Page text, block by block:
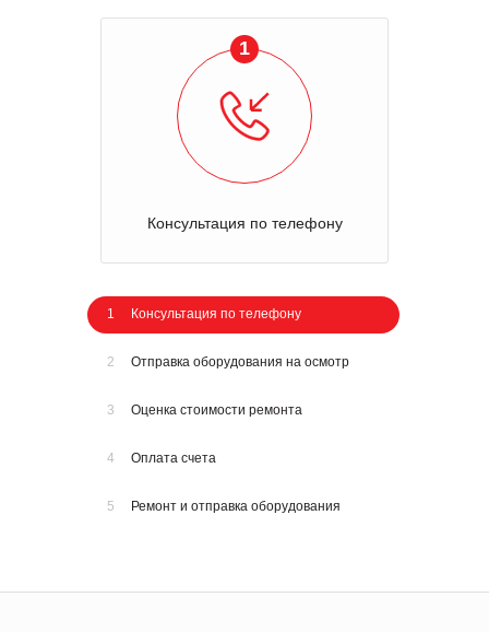
1
Консультация по телефону
1 Консультация по телефону
2 Отправка оборудования на осмотр
3 Оценка стоимости ремонта
4 Оплата счета
5 Ремонт и отправка оборудования